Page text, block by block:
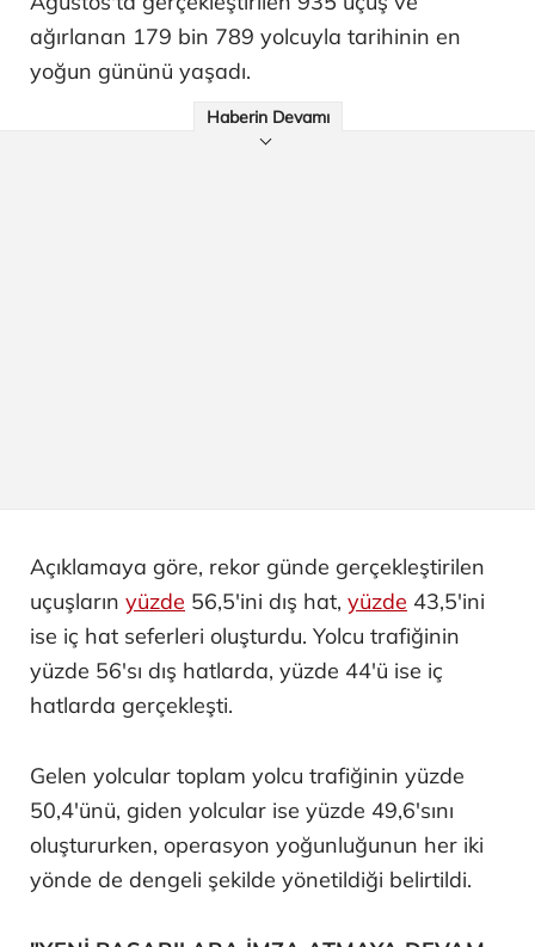
ağırlanan 179 bin 789 yolcuyla tarihinin en
yoğun gününü yaşadı.
Haberin Devamı
Açıklamaya göre, rekor günde gerçekleştirilen
uçuşların yüzde 56,5'ini dış hat, yüzde 43,5'ini
ise iç hat seferleri oluşturdu. Yolcu trafiğinin
yüzde 56'sı dış hatlarda, yüzde 44'ü ise iç
hatlarda gerçekleşti.
Gelen yolcular toplam yolcu trafiğinin yüzde
50,4'ünü, giden yolcular ise yüzde 49,6'sını
oluştururken, operasyon yoğunluğunun her iki
yönde de dengeli şekilde yönetildiği belirtildi.